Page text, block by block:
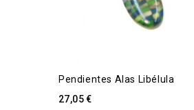
Pendientes Alas Libélula
27,05 €